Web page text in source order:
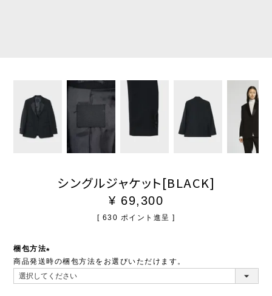
シングルジャケット[BLACK]
¥ 69,300
[ 630 ポイント進呈 ]
梱包方法
(必
須)
商品発送時の梱包方法をお選びいただけます。